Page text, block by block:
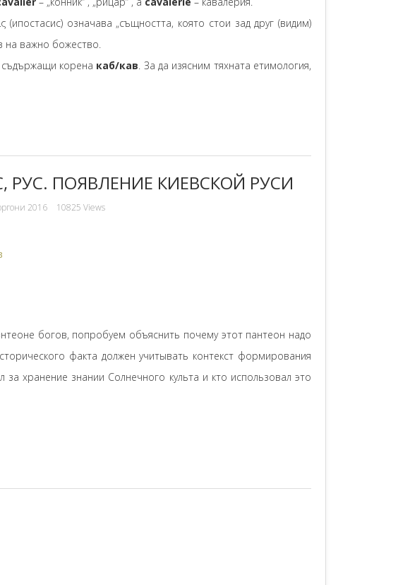
(ипостасис) означава „същността, която стои зад друг (видим)
на важно божество.
корена каб/кав. За да изясним тяхната етимология,
РУС. ПОЯВЛЕНИЕ КИЕВСКОЙ РУСИ
2016 10825 Views
богов, попробуем объяснить почему этот пантеон надо
факта должен учитывать контекст формирования
хранение знании Солнечного культа и кто использовал это